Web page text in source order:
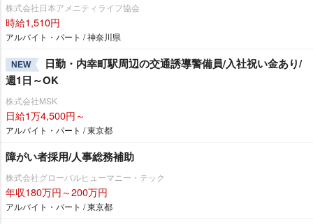
株式会社日本アメニティライフ協会
時給1,510円
アルバイト・パート / 神奈川県
NEW
日勤・内幸町駅周辺の交通誘導警備員/入社祝い金あり/
週1日～OK
株式会社MSK
日給1万4,500円～
アルバイト・パート / 東京都
障がい者採用/人事総務補助
株式会社グローバルヒューマニー・テック
年収180万円～200万円
アルバイト・パート / 東京都